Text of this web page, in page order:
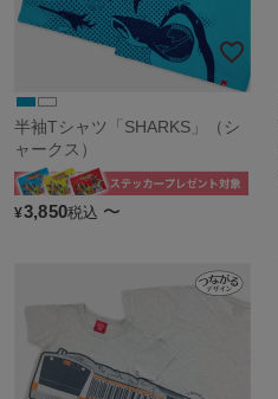
半袖Tシャツ「SHARKS」（シ
ャークス）
¥3,850税込 〜